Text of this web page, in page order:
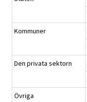
Kommuner
Den privata sektorn
Övriga